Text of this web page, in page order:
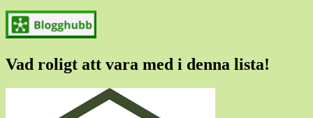
Vad roligt att vara med i denna lista!